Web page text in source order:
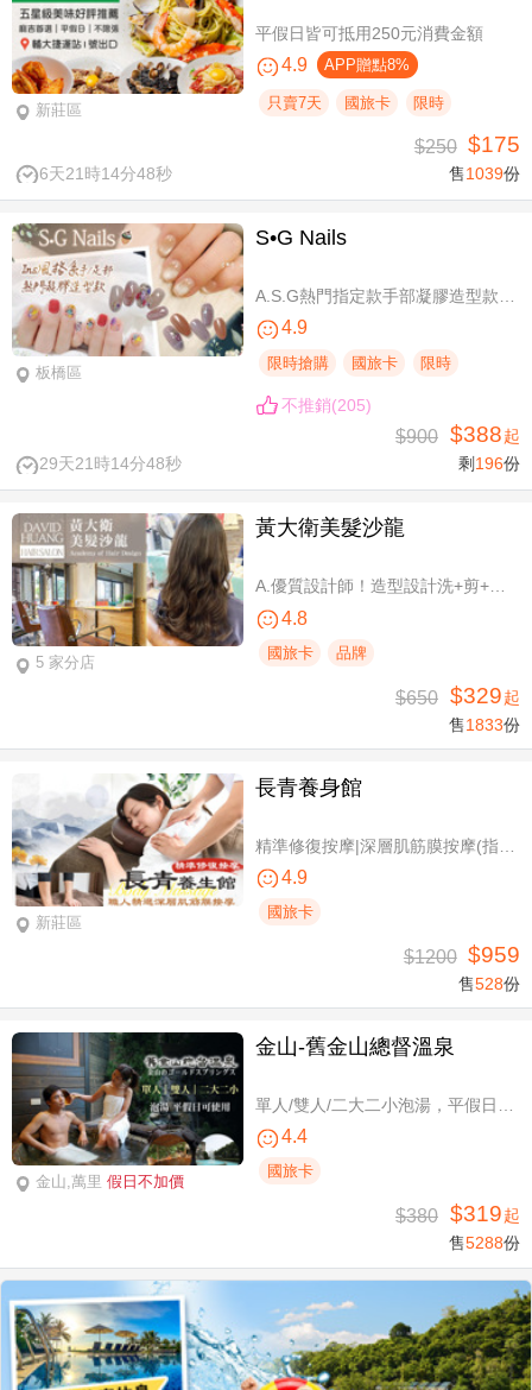
新莊區
平假日皆可抵用250元消費金額
4.9 APP贈點8%
只賣7天 國旅卡 限時
6天21時14分47秒
$250 $175
售1039份
板橋區
S•G Nails
A.S.G熱門指定款手部凝膠造型款110選1+輕保養(款式不定期更換，可換色) / B.約會過節好心情S.G 風格系-足部凝膠造型款110選1+輕保養(款式不定期更換，可換色) / C.簡簡單單好穿搭！手部凝膠上色+輕保養 / D.脫掉襪子不尷尬！足部凝膠上色+輕保養
4.9
限時搶購 國旅卡 限時
不推銷(205)
29天21時14分47秒
$900 $388起
剩 196份
5 家分店
黃大衛美髮沙龍
A.優質設計師！造型設計洗+剪+護 / B.簡單擁有亮麗秀髮！亮麗單色染/髮根補染 二選一(不限髮長) / C.讓你自信！質感造型設計燙髮(不限髮長) / D.好評推薦！ 資深優質設計師-質感造型設計燙髮(燙髮含剪髮)/亮麗單色染(不限髮長，十選一)
4.8
國旅卡 品牌
$650 $329起
售1833份
新莊區
長青養身館
4.9
國旅卡
$1200 $959
售528份
金山,萬里 假日不加價
金山-舊金山總督溫泉
4.4
國旅卡
$380 $319起
售5288份